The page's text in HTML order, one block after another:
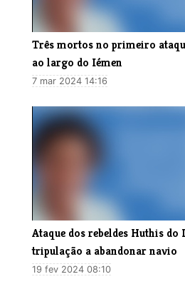
Três mortos no primeiro
ao largo do Iémen
7 mar 2024 14:16
Ataque dos rebeldes Huthis do
tripulação a abandonar navio
19 fev 2024 08:10